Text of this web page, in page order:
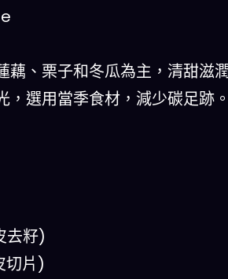
藕、栗子和冬瓜為主，清甜滋
，選用當季食材，減少碳足跡。
去籽)
切片)